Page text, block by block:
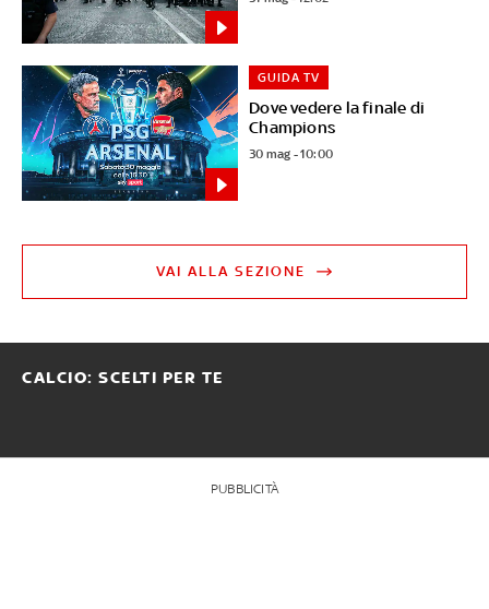
Dove vedere la finale di
Champions
GUIDA TV
30 mag - 10:00
VAI ALLA SEZIONE
CALCIO: SCELTI PER TE
PUBBLICITÀ